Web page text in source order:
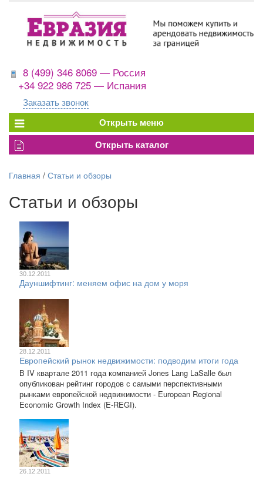
8 (499) 346 8069 — Россия
+34 922 986 725 — Испания
Заказать звонок
Главная / Статьи и обзоры
Статьи и обзоры
30.12.2011
Дауншифтинг: меняем офис на дом у моря
28.12.2011
Европейский рынок недвижимости: подводим итоги года
В IV квартале 2011 года компанией Jones Lang LaSalle был
опубликован рейтинг городов с самыми перспективными
рынками европейской недвижимости - European Regional
Economic Growth Index (E-REGI).
26.12.2011